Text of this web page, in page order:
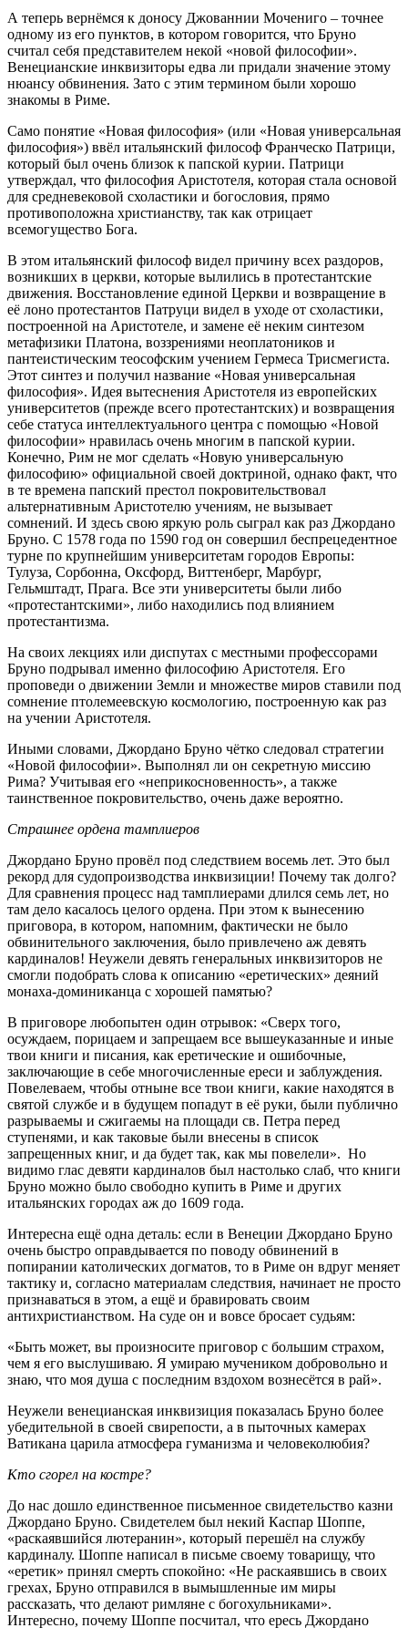
А теперь вернёмся к доносу Джованнии Мочениго – точнее
одному из его пунктов, в котором говорится, что Бруно
считал себя представителем некой «новой философии».
Венецианские инквизиторы едва ли придали значение этому
нюансу обвинения. Зато с этим термином были хорошо
знакомы в Риме.
Само понятие «Новая философия» (или «Новая универсальная
философия») ввёл итальянский философ Франческо Патрици,
который был очень близок к папской курии. Патрици
утверждал, что философия Аристотеля, которая стала основой
для средневековой схоластики и богословия, прямо
противоположна христианству, так как отрицает
всемогущество Бога.
В этом итальянский философ видел причину всех раздоров,
возникших в церкви, которые вылились в протестантские
движения. Восстановление единой Церкви и возвращение в
её лоно протестантов Патруци видел в уходе от схоластики,
построенной на Аристотеле, и замене её неким синтезом
метафизики Платона, воззрениями неоплатоников и
пантеистическим теософским учением Гермеса Трисмегиста.
Этот синтез и получил название «Новая универсальная
философия». Идея вытеснения Аристотеля из европейских
университетов (прежде всего протестантских) и возвращения
себе статуса интеллектуального центра с помощью «Новой
философии» нравилась очень многим в папской курии.
Конечно, Рим не мог сделать «Новую универсальную
философию» официальной своей доктриной, однако факт, что
в те времена папский престол покровительствовал
альтернативным Аристотелю учениям, не вызывает
сомнений. И здесь свою яркую роль сыграл как раз Джордано
Бруно. С 1578 года по 1590 год он совершил беспрецедентное
турне по крупнейшим университетам городов Европы:
Тулуза, Сорбонна, Оксфорд, Виттенберг, Марбург,
Гельмштадт, Прага. Все эти университеты были либо
«протестантскими», либо находились под влиянием
протестантизма.
На своих лекциях или диспутах с местными профессорами
Бруно подрывал именно философию Аристотеля. Его
проповеди о движении Земли и множестве миров ставили под
сомнение птолемеевскую космологию, построенную как раз
на учении Аристотеля.
Иными словами, Джордано Бруно чётко следовал стратегии
«Новой философии». Выполнял ли он секретную миссию
Рима? Учитывая его «неприкосновенность», а также
таинственное покровительство, очень даже вероятно.
Страшнее ордена тамплиеров
Джордано Бруно провёл под следствием восемь лет. Это был
рекорд для судопроизводства инквизиции! Почему так долго?
Для сравнения процесс над тамплиерами длился семь лет, но
там дело касалось целого ордена. При этом к вынесению
приговора, в котором, напомним, фактически не было
обвинительного заключения, было привлечено аж девять
кардиналов! Неужели девять генеральных инквизиторов не
смогли подобрать слова к описанию «еретических» деяний
монаха-доминиканца с хорошей памятью?
В приговоре любопытен один отрывок: «Сверх того,
осуждаем, порицаем и запрещаем все вышеуказанные и иные
твои книги и писания, как еретические и ошибочные,
заключающие в себе многочисленные ереси и заблуждения.
Повелеваем, чтобы отныне все твои книги, какие находятся в
святой службе и в будущем попадут в её руки, были публично
разрываемы и сжигаемы на площади св. Петра перед
ступенями, и как таковые были внесены в список
запрещенных книг, и да будет так, как мы повелели». Но
видимо глас девяти кардиналов был настолько слаб, что книги
Бруно можно было свободно купить в Риме и других
итальянских городах аж до 1609 года.
Интересна ещё одна деталь: если в Венеции Джордано Бруно
очень быстро оправдывается по поводу обвинений в
попирании католических догматов, то в Риме он вдруг меняет
тактику и, согласно материалам следствия, начинает не просто
признаваться в этом, а ещё и бравировать своим
антихристианством. На суде он и вовсе бросает судьям:
«Быть может, вы произносите приговор с большим страхом,
чем я его выслушиваю. Я умираю мучеником добровольно и
знаю, что моя душа с последним вздохом вознесётся в рай».
Неужели венецианская инквизиция показалась Бруно более
убедительной в своей свирепости, а в пыточных камерах
Ватикана царила атмосфера гуманизма и человеколюбия?
Кто сгорел на костре?
До нас дошло единственное письменное свидетельство казни
Джордано Бруно. Свидетелем был некий Каспар Шоппе,
«раскаявшийся лютеранин», который перешёл на службу
кардиналу. Шоппе написал в письме своему товарищу, что
«еретик» принял смерть спокойно: «Не раскаявшись в своих
грехах, Бруно отправился в вымышленные им миры
рассказать, что делают римляне с богохульниками».
Интересно, почему Шоппе посчитал, что ересь Джордано